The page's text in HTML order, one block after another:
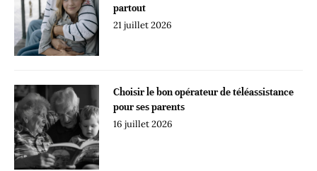
partout
21 juillet 2026
Choisir le bon opérateur de téléassistance
pour ses parents
16 juillet 2026